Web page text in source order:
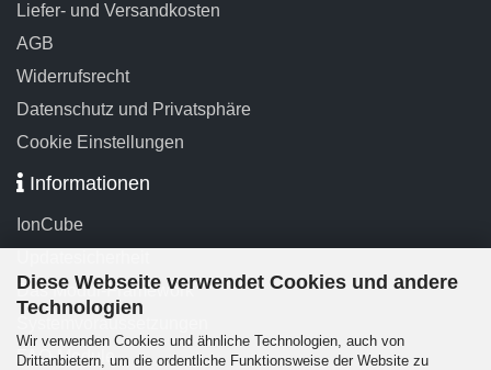
Diese Webseite verwendet Cookies und andere
Technologien
Wir verwenden Cookies und ähnliche Technologien, auch von
Drittanbietern, um die ordentliche Funktionsweise der Website zu
Liefer- und Versandkosten
AGB
Widerrufsrecht
Datenschutz und Privatsphäre
Cookie Einstellungen
Informationen
IonCube
Das Modul-Framework
Systemvoraussetzungen
FAQ-Module